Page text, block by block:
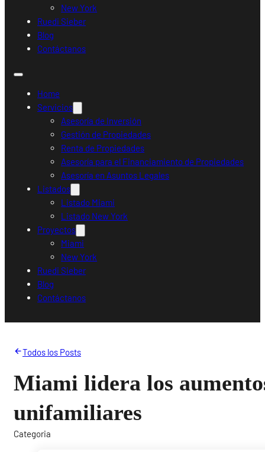
New York
Ruedi Sieber
Blog
Contáctanos
Home
Servicios
Asesoría de Inversión
Gestión de Propiedades
Renta de Propiedades
Asesoría para el Financiamiento de Propiedades
Asesoría en Asuntos Legales
Listados
Listado Miami
Listado New York
Proyectos
Miami
New York
Ruedi Sieber
Blog
Contáctanos
Todos los Posts
Miami lidera los
unifamiliares
Categoria